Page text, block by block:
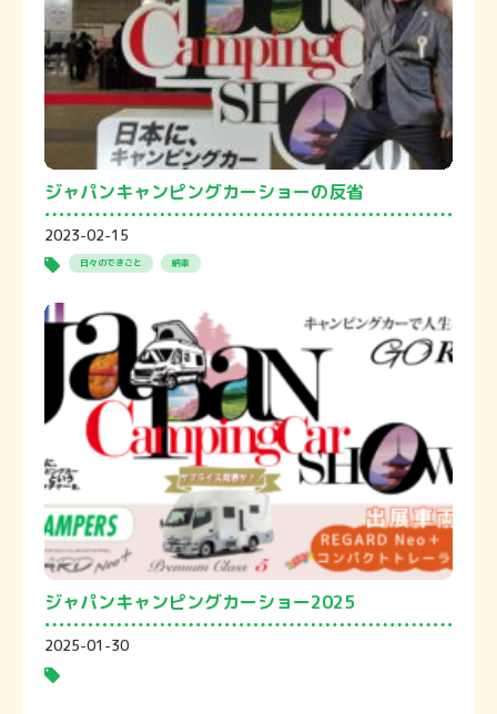
ジャパンキャンピングカーショーの反省
2023-02-15
日々のできごと 納車
ジャパンキャンピングカーショー2025
2025-01-30